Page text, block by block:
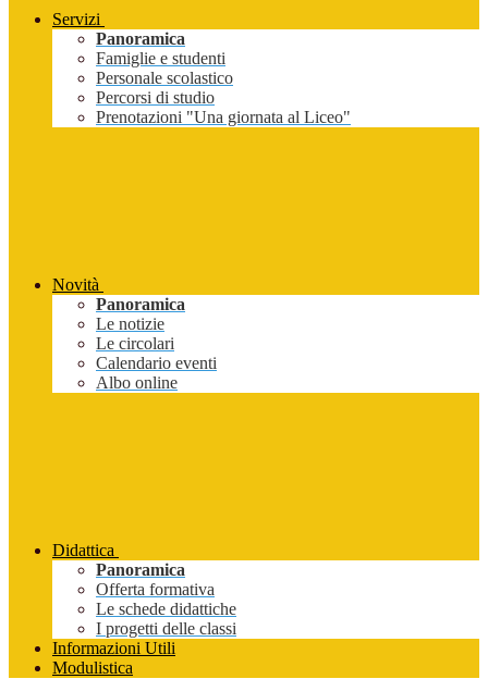
Servizi
Panoramica
Famiglie e studenti
Personale scolastico
Percorsi di studio
Prenotazioni "Una giornata al Liceo"
Novità
Panoramica
Le notizie
Le circolari
Calendario eventi
Albo online
Didattica
Panoramica
Offerta formativa
Le schede didattiche
I progetti delle classi
Informazioni Utili
Modulistica